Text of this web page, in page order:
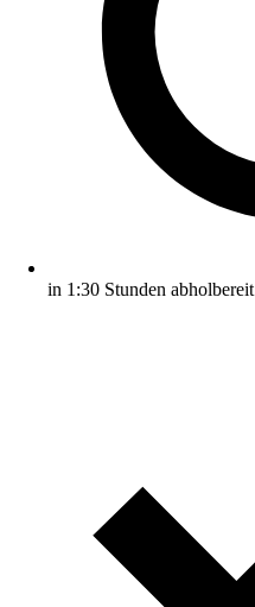
in 1:30 Stunden abholbereit